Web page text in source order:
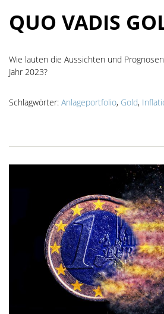
QUO VADIS
Wie lauten die Aussichten und
Jahr 2023?
Schlagwörter: Anlageportfolio, Gold,